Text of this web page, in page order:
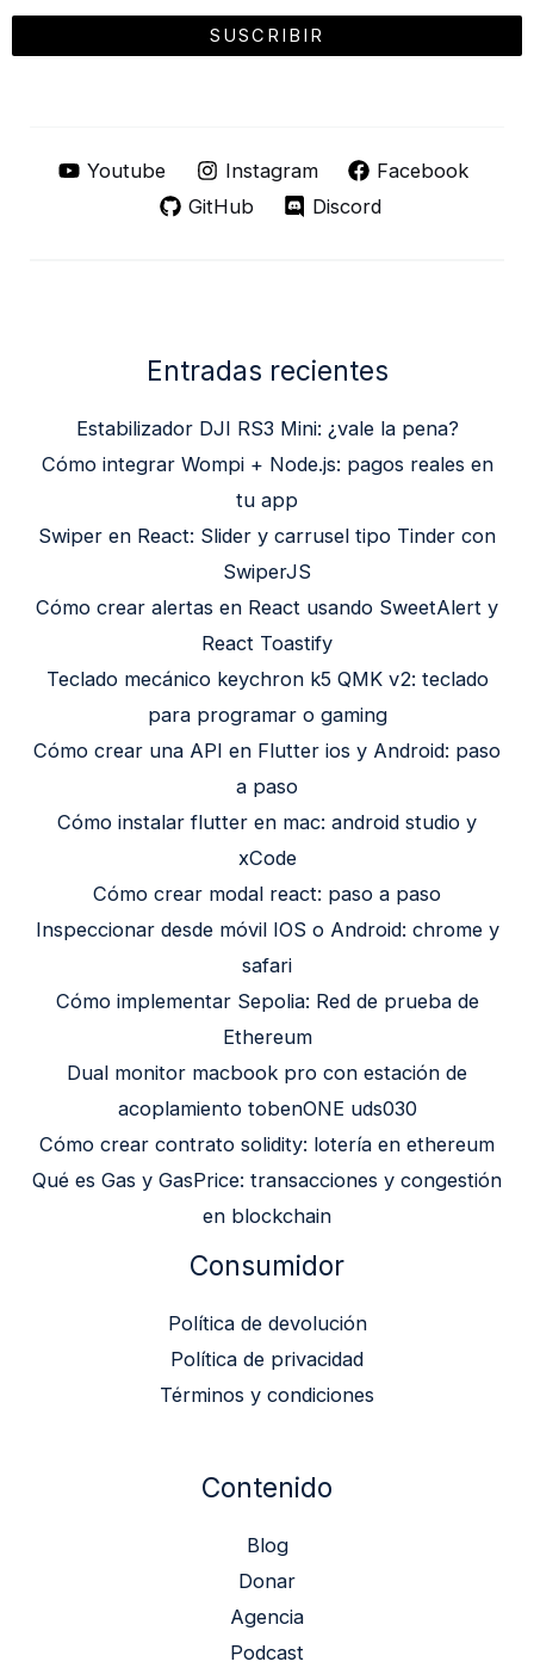
Youtube Instagram
Facebook
GitHub
Discord
Entradas recientes
Estabilizador DJI RS3 Mini: ¿vale la pena?
Cómo integrar Wompi + Node.js: pagos reales en
tu app
Swiper en React: Slider y carrusel tipo Tinder con
SwiperJS
Cómo crear alertas en React usando SweetAlert y
React Toastify
Teclado mecánico keychron k5 QMK v2: teclado
para programar o gaming
Cómo crear una API en Flutter ios y Android: paso
a paso
Cómo instalar flutter en mac: android studio y
xCode
Cómo crear modal react: paso a paso
Inspeccionar desde móvil IOS o Android: chrome y
safari
Cómo implementar Sepolia: Red de prueba de
Ethereum
Dual monitor macbook pro con estación de
acoplamiento tobenONE uds030
Cómo crear contrato solidity: lotería en ethereum
Qué es Gas y GasPrice: transacciones y congestión
en blockchain
Consumidor
Política de devolución
Política de privacidad
Términos y condiciones
Contenido
Blog
Donar
Agencia
Podcast